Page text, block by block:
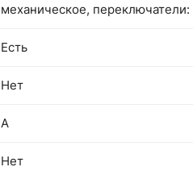
механическое,
Есть
Нет
A
Нет